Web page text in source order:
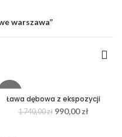
warszawa”
Ława dębowa z ekspozycji
1 740,00zł 990,00zł